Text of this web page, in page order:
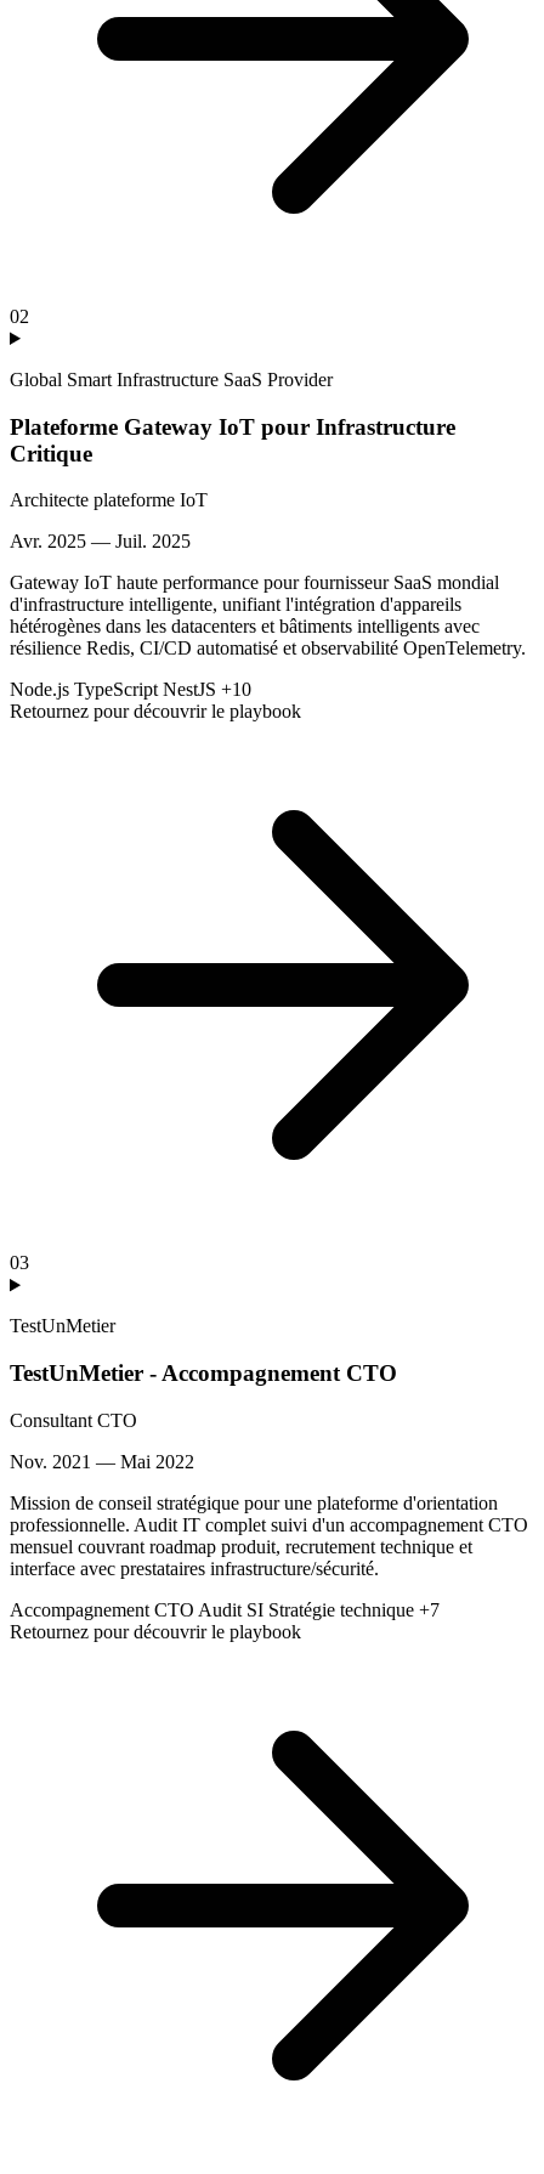
02
Global Smart Infrastructure SaaS Provider
Plateforme Gateway IoT pour Infrastructure
Critique
Architecte plateforme IoT
Avr. 2025 — Juil. 2025
Gateway IoT haute performance pour fournisseur SaaS mondial
d'infrastructure intelligente, unifiant l'intégration d'appareils
hétérogènes dans les datacenters et bâtiments intelligents avec
résilience Redis, CI/CD automatisé et observabilité OpenTelemetry.
Node.js TypeScriptNestJS +10
Retournez pour découvrir le playbook
03
TestUnMetier
TestUnMetier - Accompagnement CTO
Consultant CTO
Nov. 2021 — Mai 2022
Mission de conseil stratégique pour une plateforme d'orientation
professionnelle. Audit IT complet suivi d'un accompagnement CTO
mensuel couvrant roadmap produit, recrutement technique et
interface avec prestataires infrastructure/sécurité.
Accompagnement CTO Audit SI Stratégie technique +7
Retournez pour découvrir le playbook